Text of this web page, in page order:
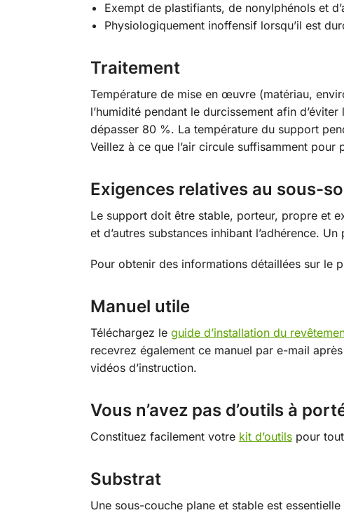
Exempt de plastifiants, de nonylphénols et
Physiologiquement inoffensif lorsqu’il est
Traitement
Température de mise en œuvre (matériau,
l’humidité pendant le durcissement afin
dépasser 80 %. La température du support
Veillez à ce que l’air circule suffisamment pour
Exigences relatives au sous-
Le support doit être stable, porteur, propre et
et d’autres substances inhibant l’adhérence.
Pour obtenir des informations détaillées sur le
Manuel utile
Téléchargez le guide d’installation du
recevrez également ce manuel par e-mail
vidéos d’instruction.
Vous n’avez pas d’outils à
Constituez facilement votre kit d’outilspour
Substrat
Une sous-couche plane et stable est